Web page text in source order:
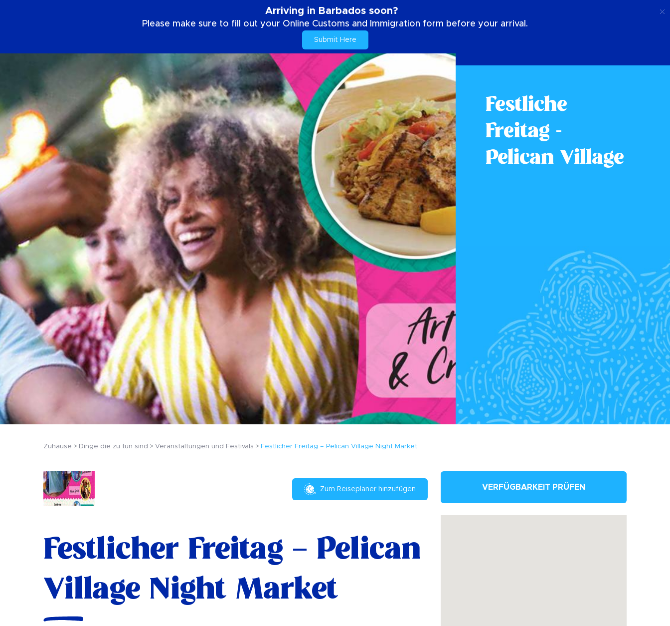
Arriving in Barbados soon?
Please make sure to fill out your Online Customs and Immigration form before your arrival.
Submit Here
Festliche
Freitag -
Pelican Village
Zuhause Dinge die zu tun sind Veranstaltungen und Festivals Festlicher Freitag – Pelican Village Night Market
Zum Reiseplaner hinzufügen
Festlicher Freitag – Pelican
Village Night Market
VERFÜGBARKEIT PRÜFEN